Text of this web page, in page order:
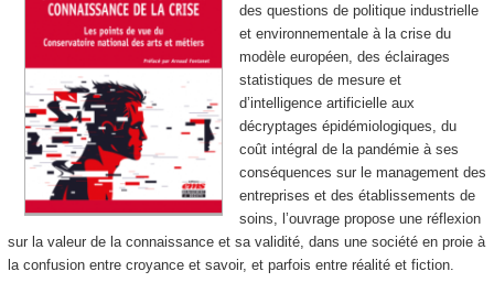
des questions de politique industrielle
et environnementale à la crise du
modèle européen, des éclairages
statistiques de mesure et
d’intelligence artificielle aux
décryptages épidémiologiques, du
coût intégral de la pandémie à ses
conséquences sur le management des
entreprises et des établissements de
soins, l’ouvrage propose une réflexion
sur la valeur de la connaissance et sa validité, dans une société en proie à
la confusion entre croyance et savoir, et parfois entre réalité et fiction.